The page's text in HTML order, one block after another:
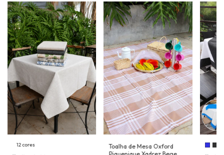
12 cores
Toalha de Mesa Oxford